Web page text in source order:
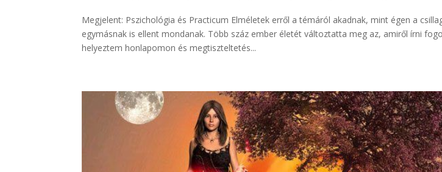
Megjelent: Pszichológia és Practicum Elméletek erről a témáról akadnak, mint égen a
egymásnak is ellent mondanak. Több száz ember életét változtatta meg az, amiről írni
helyeztem honlapomon és megtiszteltetés...